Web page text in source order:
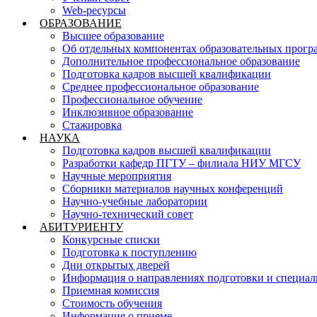
Web-ресурсы
ОБРАЗОВАНИЕ
Высшее образование
Об отдельных компонентах образовательных
Дополнительное профессиональное образование
Подготовка кадров высшей квалификации
Среднее профессиональное образование
Профессиональное обучение
Инклюзивное образование
Стажировка
НАУКА
Подготовка кадров высшей квалификации
Разработки кафедр ПГТУ – филиала НИУ МГСУ
Научные мероприятия
Сборники материалов научных конференций
Научно-учебные лаборатории
Научно-технический совет
АБИТУРИЕНТУ
Конкурсные списки
Подготовка к поступлению
Дни открытых дверей
Информация о направлениях подготовки и
Приемная комиссия
Стоимость обучения